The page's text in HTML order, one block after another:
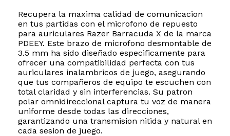
Recupera la maxima calidad de comunicacion
en tus partidas con el microfono de repuesto
para auriculares Razer Barracuda X de la marca
PDEEY. Este brazo de microfono desmontable de
3.5 mm ha sido diseñado especificamente para
ofrecer una compatibilidad perfecta con tus
auriculares inalambricos de juego, asegurando
que tus compañeros de equipo te escuchen con
total claridad y sin interferencias. Su patron
polar omnidireccional captura tu voz de manera
uniforme desde todas las direcciones,
garantizando una transmision nitida y natural en
cada sesion de juego.